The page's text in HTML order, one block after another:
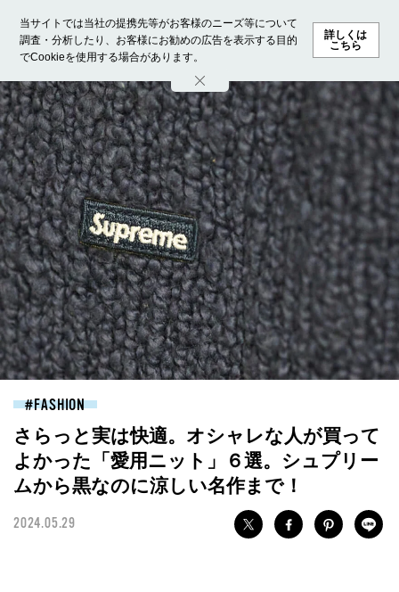
当サイトでは当社の提携先等がお客様のニーズ等について
調査・分析したり、お客様にお勧めの広告を表示する目的
でCookieを使用する場合があります。
詳しくは
こちら
ホーム モデル募集 ランキング ファッション ビューテ
FASHION
さらっと実は快適。オシャレな人が買って
よかった「愛用ニット」６選。シュプリー
ムから黒なのに涼しい名作まで！
2024.05.29